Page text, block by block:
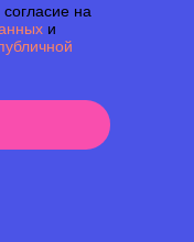
на
и